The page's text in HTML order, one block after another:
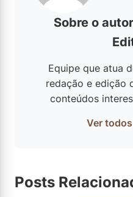
Sobre o
Equipe que atua
redação e edição
conteúdos
Ver
Posts